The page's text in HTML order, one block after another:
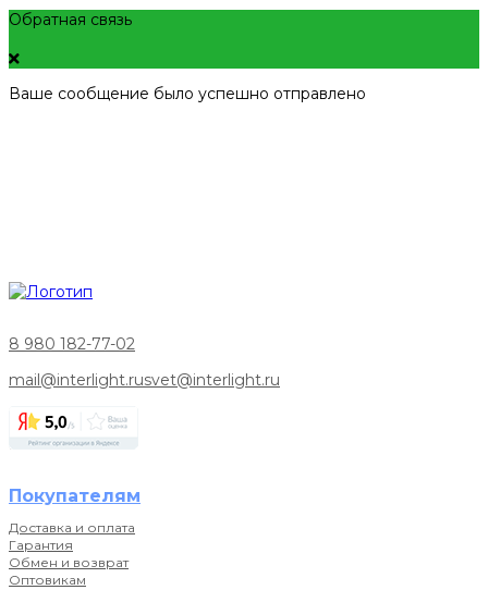
Обратная связь
Ваше сообщение было успешно отправлено
8 980 182-77-02
mail@interlight.rusvet@interlight.ru
Покупателям
Доставка и оплата
Гарантия
Обмен и возврат
Оптовикам